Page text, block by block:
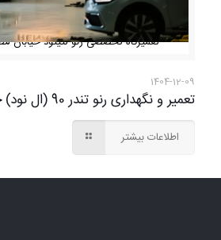
تعمیرگاه تخصصی رنو لتیتود خیابان
1404-12-09
تعمیر و نگهداری رنو تندر 90 (ال نود) خیابان رستاخیز
اطلاعات بیشتر